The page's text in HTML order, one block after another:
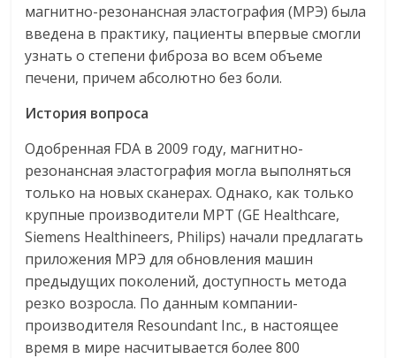
магнитно-резонансная эластография (МРЭ) была
введена в практику, пациенты впервые смогли
узнать о степени фиброза во всем объеме
печени, причем абсолютно без боли.
История вопроса
Одобренная FDA в 2009 году, магнитно-
резонансная эластография могла выполняться
только на новых сканерах. Однако, как только
крупные производители МРТ (GE Healthcare,
Siemens Healthineers, Philips) начали предлагать
приложения МРЭ для обновления машин
предыдущих поколений, доступность метода
резко возросла. По данным компании-
производителя Resoundant Inc., в настоящее
время в мире насчитывается более 800